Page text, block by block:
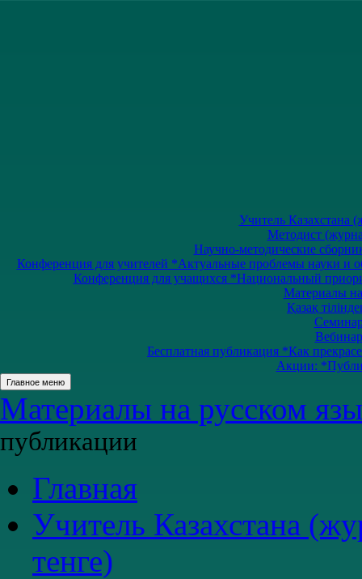
Учитель Казахстана
Методист
Научно-методические
Конференция для учителей *Актуальные проблемы науки и
Конференция для учащихся *Национальный
Материалы
Қазақ
Бесплатная публикация *Как
Акции:
Главное меню
Материалы на русском
публикации
Главная
Учитель Казахстана
тенге)